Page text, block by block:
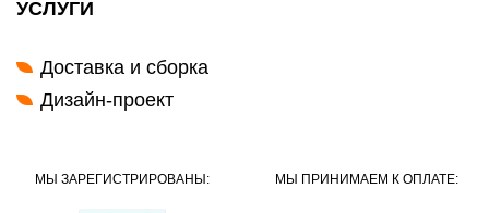
УСЛУГИ
Доставка и сборка
Дизайн-проект
МЫ ЗАРЕГИСТРИРОВАНЫ: МЫ ПРИНИМАЕМ К ОПЛАТЕ: